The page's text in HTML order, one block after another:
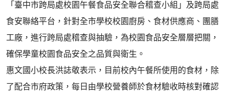
「臺中市跨局處校園午餐食品安全聯合稽查小組」及跨局處
食安聯絡平台，針對全市學校校園廚房、食材供應商、團膳
工廠，進行跨局處稽查與抽驗，為校園食品安全層層把關，
確保學童校園食品安全之品質與衛生。
惠文國小校長洪誌敬表示，目前校內午餐所使用的食材，除
了配合市府政策，每日由學校營養師於食材驗收時核對確認